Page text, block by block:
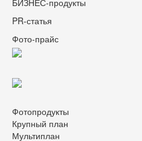
БИЗНЕС-продукты
PR-статья
Фото-прайс
Фотопродукты
Крупный план
Мультиплан